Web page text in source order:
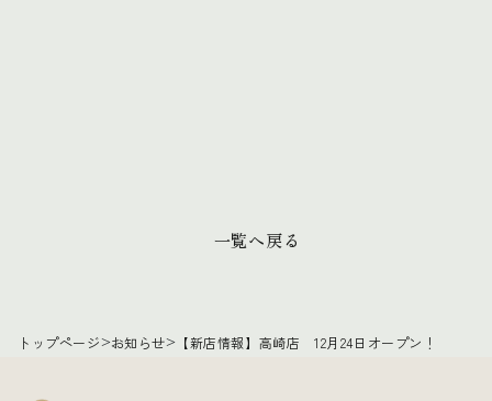
一覧へ戻る
トップページ>お知らせ> 【新店情報】高崎店 12月24日オープン！